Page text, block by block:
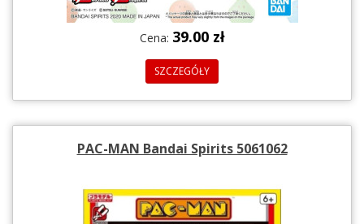
Cena: 39.00 zł
SZCZEGÓŁY
PAC-MAN Bandai Spirits 5061062